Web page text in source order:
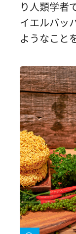
り人類学者
イエルバッ
ようなこと